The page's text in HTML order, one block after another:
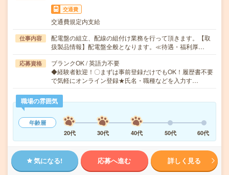
交通費
交通費規定内支給
仕事内容
配電盤の組立、配線の組付け業務を行って頂きます。【取
扱製品情報】配電盤全般となります。≪待遇・福利厚…
応募資格
ブランクOK / 英語力不要
◆経験者歓迎！〇まずは事前登録だけでもOK！履歴書不要
で気軽にオンライン登録★氏名・職種などを入力す…
職場の雰囲気
年齢層
20代
30代 40代 50代 60代
気になる! 応募へ進む 詳しく見る